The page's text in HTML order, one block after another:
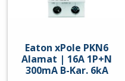
Eaton xPole PKN6
Alamat | 16A 1P+N
300mA B-Kar. 6kA